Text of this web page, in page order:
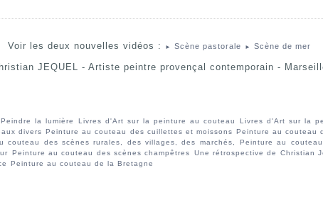
Voir les deux nouvelles vidéos : ► Scène pastorale ► Scène de mer
JEQUEL - Artiste peintre provençal contemporain -
Peindre la lumière Livres d'Art sur la peinture au couteau Livres d'Art sur la
divers Peinture au couteau des cuillettes et moissons Peinture au couteau
couteau des scènes rurales, des villages, des marchés,
Peinture au
Peinture au couteau des scènes champêtres Une rétrospective de Christian
Peinture au couteau de la Bretagne